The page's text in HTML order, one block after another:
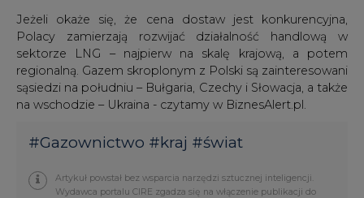
Jeżeli okaże się, że cena dostaw jest konkurencyjna,
Polacy zamierzają rozwijać działalność handlową w
sektorze LNG – najpierw na skalę krajową, a potem
regionalną. Gazem skroplonym z Polski są zainteresowani
sąsiedzi na południu – Bułgaria, Czechy i Słowacja, a także
na wschodzie – Ukraina - czytamy w BiznesAlert.pl.
#Gazownictwo #kraj #świat
Artykuł powstał bez wsparcia narzędzi sztucznej inteligencji.
Wydawca portalu CIRE zgadza się na włączenie publikacji do